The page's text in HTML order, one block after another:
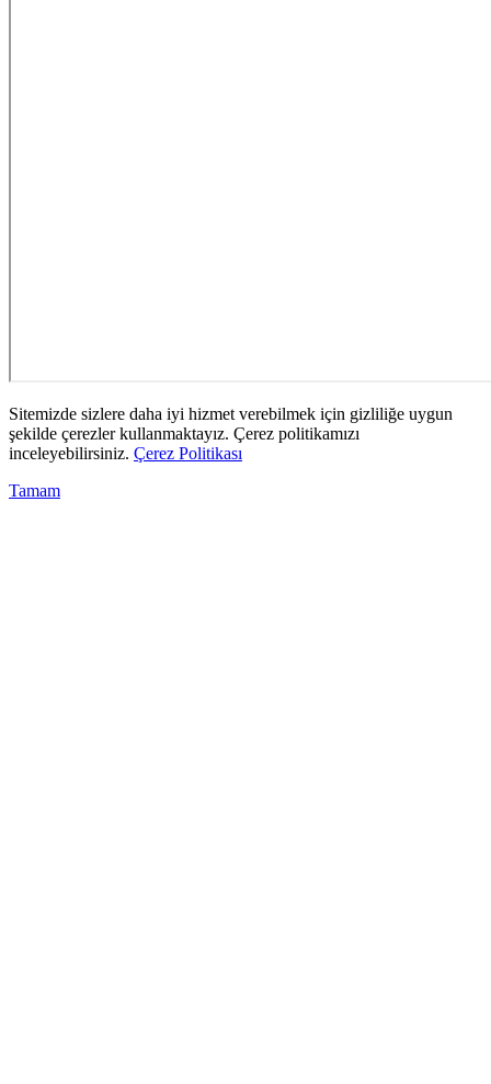
Sitemizde sizlere daha iyi hizmet verebilmek için gizliliğe uygun
şekilde çerezler kullanmaktayız. Çerez politikamızı
inceleyebilirsiniz. Çerez Politikası
Tamam